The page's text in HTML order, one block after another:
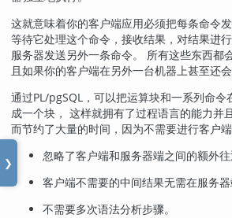
❯
这就意味着你的客户端应用必须把每条命令
等待它处理这个命令，接收结果，对结果进
服务器发送另外一条命令。 所有这些东西都
且如果你的客户端在另外一台机器上甚至还会
通过PL/pgSQL ，可以把运算块和一系列命令
成一个块， 这样就拥有了过程语言的能力并
而节约了大量的时间，因为不需要进行客户端
忽略了客户端和服务器端之间的额外往
客户端不需要的中间结果无需在服务器
不需要多次语法分析步骤。